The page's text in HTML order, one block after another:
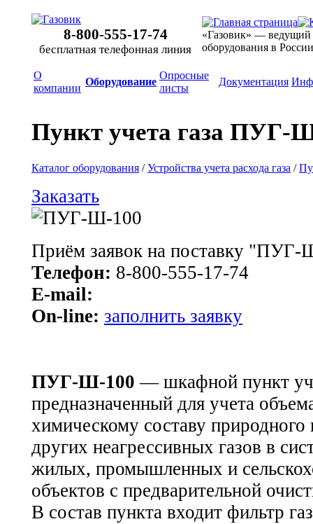
8-800-555-17-74
бесплатная телефонная линия
«Газовик» — ведущий
оборудования в России
О
компании
Оборудование
Опросные
листы
Документация
Пункт учета газа ПУГ-
Каталог оборудования /Устройства учета расхода газа /
Заказать
Приём заявок на поставку
Телефон: 8-800-555-17-74
E-mail:
On-line: заполнить заявку
ПУГ-Ш-100 — шкафной пункт
предназначенный для учета
химическому составу
других неагрессивных газов в
жилых, промышленных и
объектов с предварительной
В состав пункта входит фильтр